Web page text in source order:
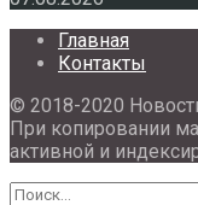
Главная
Контакты
© 2018-2020
При копировании
активной и